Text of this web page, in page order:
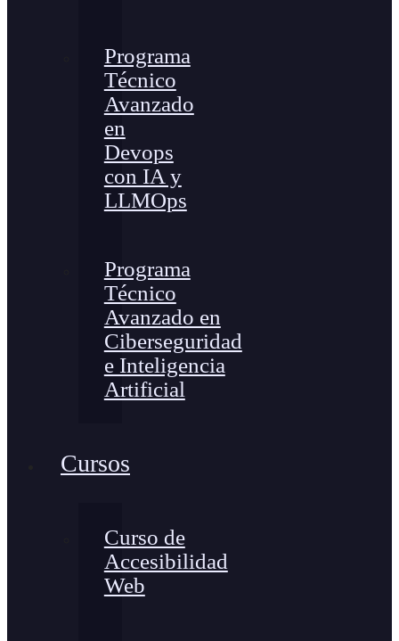
Programa
Técnico
Avanzado
en
Devops
con IA y
LLMOps
Programa
Técnico
Avanzado en
Ciberseguridad
e Inteligencia
Artificial
Cursos
Curso de
Accesibilidad
Web